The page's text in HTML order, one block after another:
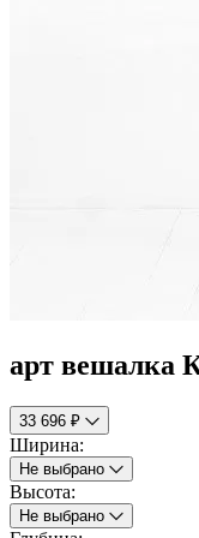
арт вешалка
33 696 ₽
Ширина:
Не выбрано
Высота:
Не выбрано